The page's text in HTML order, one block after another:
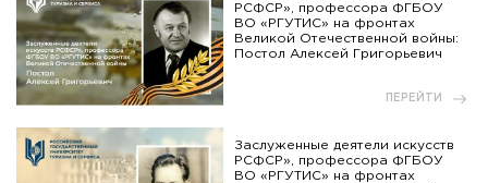
РСФСР», профессора ФГБОУ
ВО «РГУТИС» на фронтах
Великой Отечественной войны:
Постол Алексей Григорьевич
ПЕРЕЙТИ
Заслуженные деятели искусств
РСФСР», профессора ФГБОУ
ВО «РГУТИС» на фронтах